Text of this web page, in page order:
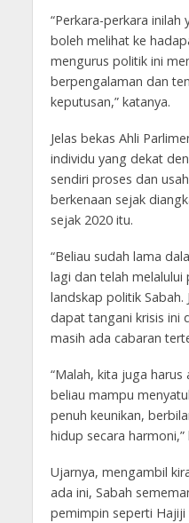
“Perkara-perkara
boleh melihat ke
mengurus politik ini
berpengalaman dan
keputusan,” katanya.
Jelas bekas Ahli
individu yang dekat
sendiri proses dan
berkenaan sejak
sejak 2020 itu.
“Beliau sudah lama
lagi dan telah melalului
landskap politik Sabah.
dapat tangani krisis ini
masih ada cabaran
“Malah, kita juga
beliau mampu
penuh keunikan,
hidup secara harmoni,”
Ujarnya, mengambil
ada ini, Sabah
pemimpin seperti